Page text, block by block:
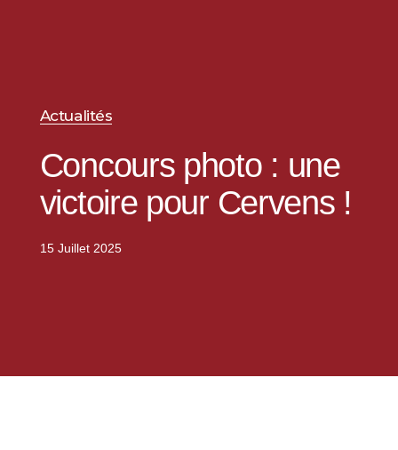
Actualités
Concours photo : une
victoire pour Cervens !
15 Juillet 2025